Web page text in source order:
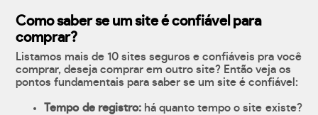
Como saber se um site é confiável para
comprar?
Listamos mais de 10 sites seguros e confiáveis pra você
comprar, deseja comprar em outro site? Então veja os
pontos fundamentais para saber se um site é confiável:
Tempo de registro:há quanto tempo o site existe?